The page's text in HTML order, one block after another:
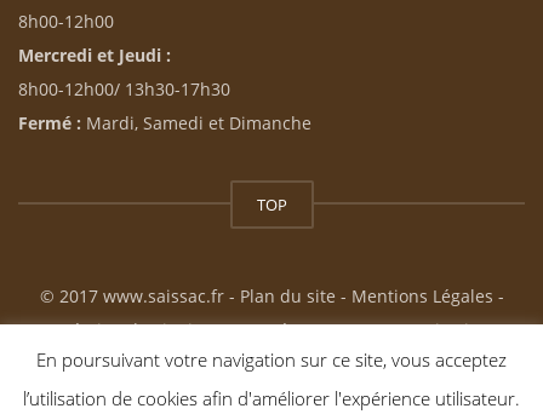
8h00-12h00
Mercredi et Jeudi :
8h00-12h00/ 13h30-17h30
Fermé : Mardi, Samedi et Dimanche
TOP
© 2017 www.saissac.fr - Plan du site - Mentions Légales -
Création du site internet : Résonance Communication
En poursuivant votre navigation sur ce site, vous acceptez
l’utilisation de cookies afin d'améliorer l'expérience utilisateur.